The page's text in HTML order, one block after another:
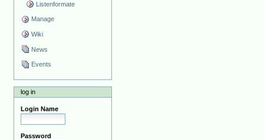
Listenformate
Manage
Wiki
News
Events
log in
Login Name
Password